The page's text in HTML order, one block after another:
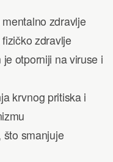
zdravlje
zdravlje
otporniji na viruse i
krvnog pritiska i
što smanjuje